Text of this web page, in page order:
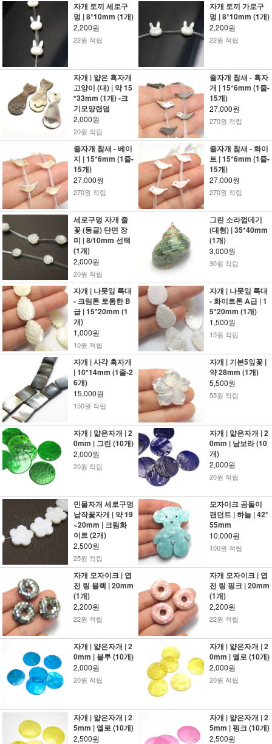
자개 토끼 세로구
멍 | 8*10mm (1개)
2,200원
22원 적립
자개 토끼 가로구
멍 | 8*10mm (1개)
2,200원
22원 적립
자개 | 얇은 흑자개
고양이 (대) | 약 15
*33mm (1개) -크
기모양랜덤
2,000원
20원 적립
줄자개 참새 - 흑자
개 | 15*6mm (1줄-
15개)
27,000원
270원 적립
줄자개 참새 - 베이
지 | 15*6mm (1줄-
15개)
27,000원
270원 적립
줄자개 참새 - 화이
트 | 15*6mm (1줄-
15개)
27,000원
270원 적립
세로구멍 자개 줄
꽃 (동글) 단면 장
미 | 8/10mm 선택
(1개)
2,000원
20원 적립
그린 소라껍데기
(대형) | 35*40mm
(1개)
3,000원
30원 적립
자개 | 나뭇잎 특대
- 크림톤 토톰한 B
급 | 15*20mm (1
개)
1,000원
10원 적립
자개 | 나뭇잎 특대
- 화이트톤 A급 | 1
5*20mm (1개)
1,500원
15원 적립
자개 | 사각 흑자개
| 10*14mm (1줄-2
6개)
15,000원
150원 적립
자개 | 기본5잎꽃 |
약 28mm (1개)
5,500원
55원 적립
자개 | 얇은자개 | 2
0mm | 그린 (10개)
2,000원
20원 적립
자개 | 얇은자개 | 2
0mm | 남보라 (10
개)
2,000원
20원 적립
민물자개 세로구멍
납작꽃자개 | 약 19
~20mm | 크림화
이트 (2개)
2,500원
25원 적립
모자이크 곰돌이
팬던트 | 하늘 | 42*
55mm
10,000원
100원 적립
자개 모자이크 | 엽
전 링 블랙 | 20mm
(1개)
2,200원
22원 적립
자개 모자이크 | 엽
전 링 핑크 | 20mm
(1개)
2,200원
22원 적립
자개 | 얇은자개 | 2
0mm | 블루 (10개)
2,000원
20원 적립
자개 | 얇은자개 | 2
0mm | 옐로 (10개)
2,000원
20원 적립
자개 | 얇은자개 | 2
5mm | 옐로 (10개)
2,500원
자개 | 얇은자개 | 2
5mm | 핑크 (10개)
2,500원